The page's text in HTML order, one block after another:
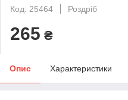
Код: 25464
Роздріб
265 ₴
Опис Характеристики